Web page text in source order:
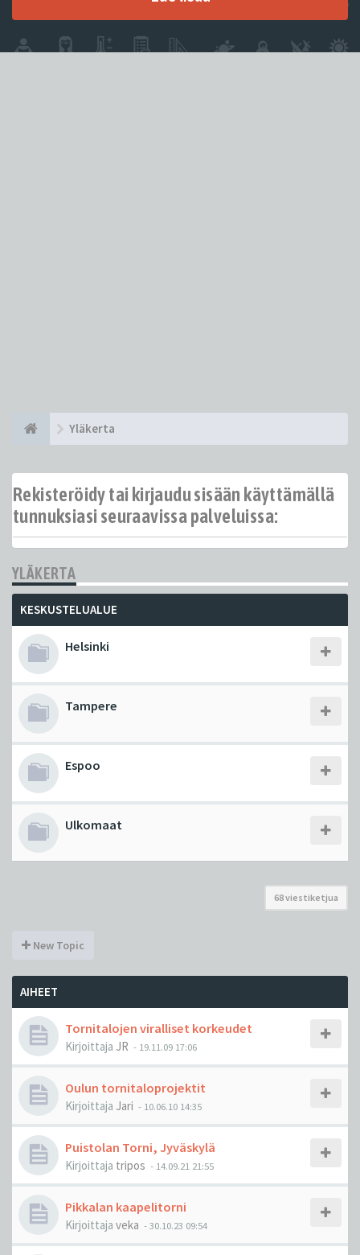
Yläkerta
Rekisteröidy tai kirjaudu sisään käyttämällä
tunnuksiasi seuraavissa palveluissa:
YLÄKERTA
KESKUSTELUALUE
Helsinki
Tampere
Espoo
Ulkomaat
68 viestiketjua
New Topic
AIHEET
Tornitalojen viralliset korkeudet
Kirjoittaja JR - 19.11.09 17:06
Oulun tornitaloprojektit
Kirjoittaja Jari - 10.06.10 14:35
Puistolan Torni, Jyväskylä
Kirjoittaja tripos - 14.09.21 21:55
Pikkalan kaapelitorni
Kirjoittaja veka -30.10.23 09:54